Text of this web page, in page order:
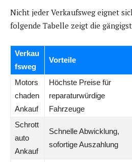
Nicht jeder Verkaufsweg eignet
folgende Tabelle zeigt die
Verkau
fsweg
Vorteile
Motors
chaden
Ankauf
Höchste Preise für
reparaturwürdige
Fahrzeuge
Schrott
auto
Ankauf
Schnelle Abwicklung,
sofortige Auszahlung